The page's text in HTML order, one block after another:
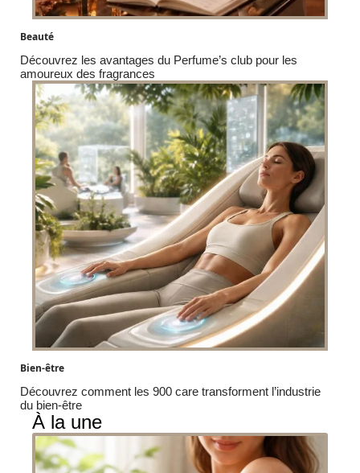
Beauté
Découvrez les avantages du Perfume’s club pour les
amoureux des fragrances
Bien-être
Découvrez comment les 900 care transforment l’industrie
du bien-être
À la une